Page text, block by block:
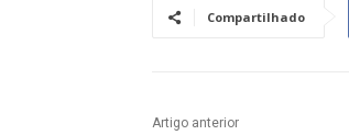
Compartilhado
Artigo anterior